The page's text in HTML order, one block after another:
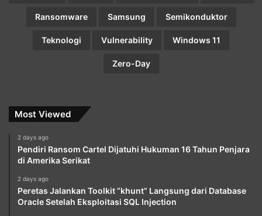
Ransomware Samsung Semikonduktor
Teknologi Vulnerability Windows 11
Zero-Day
Most Viewed
2 days ago
Pendiri Ransom Cartel Dijatuhi Hukuman 16 Tahun Penjara
di Amerika Serikat
2 days ago
Peretas Jalankan Toolkit “khunt” Langsung dari Database
Oracle Setelah Eksploitasi SQL Injection